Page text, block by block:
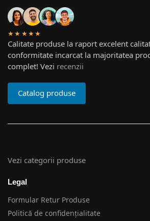
★★★★★
Calitate produse la raport excelent
conformitate incarcat la majoritatea
complet! Vezi recenzii
Catalog produse
Vezi categorii produse
Legal
Formular Retur Produse
Politică de confidențialitate